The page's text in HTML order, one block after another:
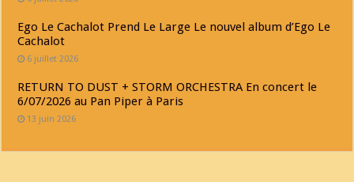
Ego Le Cachalot Prend Le Large Le nouvel album d’Ego Le
Cachalot
6 juillet 2026
RETURN TO DUST + STORM ORCHESTRA En concert le
6/07/2026 au Pan Piper à Paris
13 juin 2026